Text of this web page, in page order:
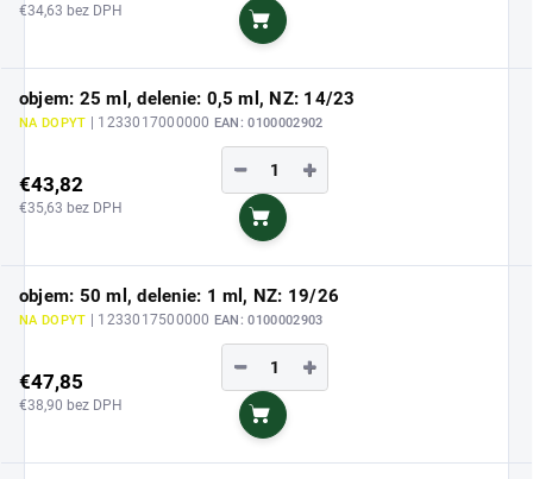
€34,63 bez DPH
Do košíka
objem: 25 ml, delenie: 0,5 ml, NZ: 14/23
NA DOPYT | 1233017000000 EAN: 0100002902
€43,82
€35,63 bez DPH
+
−
Do košíka
objem: 50 ml, delenie: 1 ml, NZ: 19/26
NA DOPYT | 1233017500000 EAN: 0100002903
€47,85
€38,90 bez DPH
+
−
Do košíka